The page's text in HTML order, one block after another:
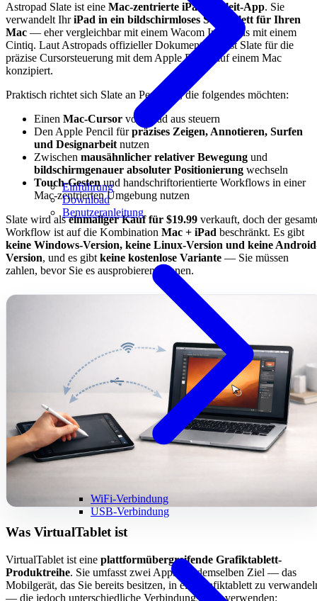
Einführung
Download
Benutzeranleitung
WiFi-Verbindung
USB-Verbindung
Astropad Slate ist eine Mac-zentrierte iPad-Begleit-App. Sie
verwandelt IhriPad in ein bildschirmloses Stifttablett für Ihren
Mac — eher vergleichbar mit einem Wacom Intuos als mit einem
Cintiq. Laut Astropads offizieller Dokumentation ist Slate für die
präzise Cursorsteuerung mit dem Apple Pencil auf einem Mac
konzipiert.
Praktisch richtet sich Slate an Personen, die folgendes möchten:
Einen Mac-Cursor vom iPad aus steuern
Den Apple Pencil fürpräzises Zeigen, Annotieren, Surfen
und Designarbeit nutzen
Zwischen mausähnlicher relativer Bewegung und
bildschirmgenauer absoluter Positionierung wechseln
Touch-Gestenund handschriftorientierte Workflows in einer
Mac-zentrierten Umgebung nutzen
Slate wird alseinmaliger Kauf für $19.99 verkauft, doch der
Workflow ist auf die Kombination Mac + iPad beschränkt. Es gibt
keine Windows-Version, keine Linux-Version und keine
Version, und es gibt keine kostenlose Variante — Sie müssen
zahlen, bevor Sie es ausprobieren können.
Was VirtualTablet ist
VirtualTablet ist eine plattformübergreifende Grafiktablett-
Produktreihe. Sie umfasst zwei Apps mit demselben Ziel — das
Mobilgerät, das Sie bereits besitzen, in ein Grafiktablett zu
— die jedoch unterschiedliche Verbindungsarten verwenden: